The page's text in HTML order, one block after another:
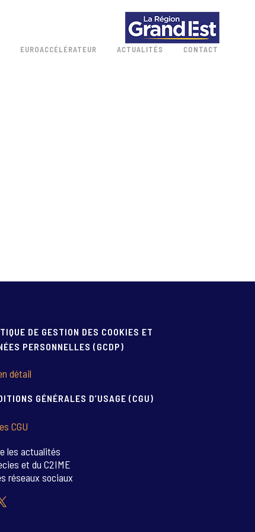
EUROACCÉLÉRATEUR ACTUALITÉS CONTACT
DE GESTION DES COOKIES ET
PERSONNELLES (GCDP)
détail
GÉNÉRALES D’USAGE (CGU)
CGU
les actualités
et du C2IME
réseaux sociaux